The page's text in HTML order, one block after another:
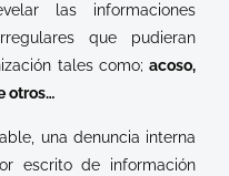
las informaciones
que pudieran
tales como; acoso,
otros…
una denuncia interna
escrito de información